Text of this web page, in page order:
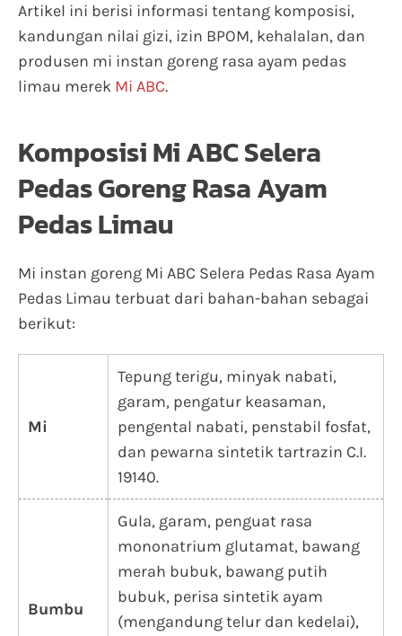
Artikel ini berisi informasi tentang komposisi,
kandungan nilai gizi, izin BPOM, kehalalan, dan
produsen mi instan goreng rasa ayam pedas
limau merek Mi ABC.
Komposisi Mi ABC Selera
Pedas Goreng Rasa Ayam
Pedas Limau
Mi instan goreng Mi ABC Selera Pedas Rasa Ayam
Pedas Limau terbuat dari bahan-bahan sebagai
berikut:
Mi
Tepung terigu, minyak nabati,
garam, pengatur keasaman,
pengental nabati, penstabil fosfat,
dan pewarna sintetik tartrazin C.I.
19140.
Bumbu
Gula, garam, penguat rasa
mononatrium glutamat, bawang
merah bubuk, bawang putih
bubuk, perisa sintetik ayam
(mengandung telur dan kedelai),